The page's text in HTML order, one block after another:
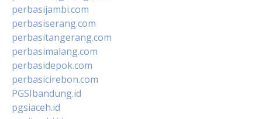
perbasijambi.com
perbasiserang.com
perbasitangerang.com
perbasimalang.com
perbasidepok.com
perbasicirebon.com
PGSIbandung.id
pgsiaceh.id